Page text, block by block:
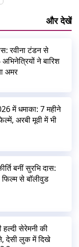
और देखें
रवीना टंडन से
ने बारिश
अमर
में धमाका: 7 महीने
अरबी मूवी में भी
बनीं सुरभि दास:
से बॉलीवुड
सेरेमनी की
देसी लुक में दिखे